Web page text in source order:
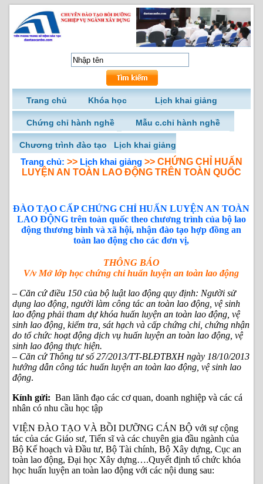
Trang chủ Khóa học Lịch khai giảng
Chứng chỉ hành nghề Mẫu c.chỉ hành nghề
Chương trình đào tạo Lịch khai giảng
Trang chủ: >> Lịch khai giảng>> CHỨNG CHỈ HUẤN
LUYỆN AN TOÀN LAO ĐỘNG TRÊN TOÀN QUỐC
ĐÀO TẠO CẤP CHỨNG CHỈ HUẤN LUYỆN AN TOÀN
LAO ĐỘNG trên toàn quốc theo chương trình của bộ lao
động thương binh và xã hội, nhận đào tạo hợp đồng an
toàn lao động cho các đơn vị,
THÔNG BÁO
V/v Mở lớp học chứng chỉ huấn luyện an toàn lao động
– Căn cứ điều 150 của bộ luật lao động quy định: Người sử
dụng lao động, người làm công tác an toàn lao động, vệ sinh
lao động phải tham dự khóa huấn luyện an toàn lao động, vệ
sinh lao động, kiểm tra, sát hạch và cấp chứng chỉ, chứng nhận
do tổ chức hoạt động dịch vụ huấn luyện an toàn lao động, vệ
sinh lao động thực hiện.
– Căn cứ Thông tư số 27/2013/TT-BLĐTBXH ngày 18/10/2013
hướng dẫn công tác huấn luyện an toàn lao động, vệ sinh lao
động.
Kính gửi: Ban lãnh đạo các cơ quan, doanh nghiệp và các cá
nhân có nhu cầu học tập
VIỆN ĐÀO TẠO VÀ BỒI DƯỠNG CÁN BỘ với sự cộng
tác của các Giáo sư, Tiến sĩ và các chuyên gia đầu ngành của
Bộ Kế hoạch và Đầu tư, Bộ Tài chính, Bộ Xây dựng, Cục an
toàn lao động, Đại học Xây dựng….Quyết định tổ chức khóa
học huấn luyện an toàn lao động với các nội dung sau: